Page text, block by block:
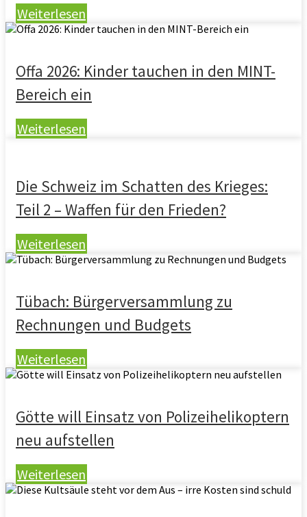
Weiterlesen
Offa 2026: Kinder tauchen in den MINT-
Bereich ein
Weiterlesen
Die Schweiz im Schatten des Krieges:
Teil 2 – Waffen für den Frieden?
Weiterlesen
Tübach: Bürgerversammlung zu
Rechnungen und Budgets
Weiterlesen
Götte will Einsatz von Polizeihelikoptern
neu aufstellen
Weiterlesen